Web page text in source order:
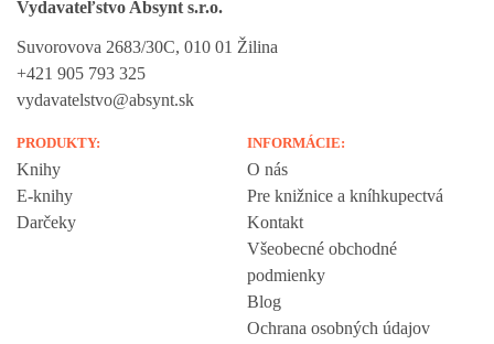
Vydavateľstvo Absynt s.r.o.
Suvorovova 2683/30C, 010 01 Žilina
+421 905 793 325
vydavatelstvo@absynt.sk
PRODUKTY:
Knihy
E-knihy
Darčeky
INFORMÁCIE:
O nás
Pre knižnice a kníhkupectvá
Kontakt
Všeobecné obchodné
podmienky
Blog
Ochrana osobných údajov